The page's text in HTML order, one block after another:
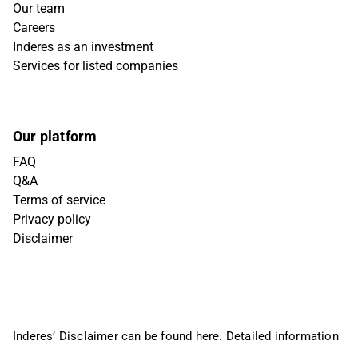
Our team
Careers
Inderes as an investment
Services for listed companies
Our platform
FAQ
Q&A
Terms of service
Privacy policy
Disclaimer
Inderes’ Disclaimer can be found here. Detailed information